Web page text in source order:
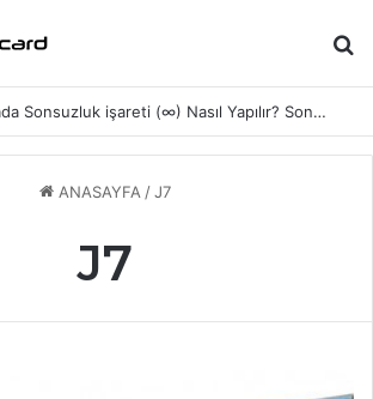
Sosyal Medyada Sonsuzluk işareti (∞) Nasıl Yapılır? Sonsuzluk Emojisi Kopyala
ANASAYFA /J7
J7